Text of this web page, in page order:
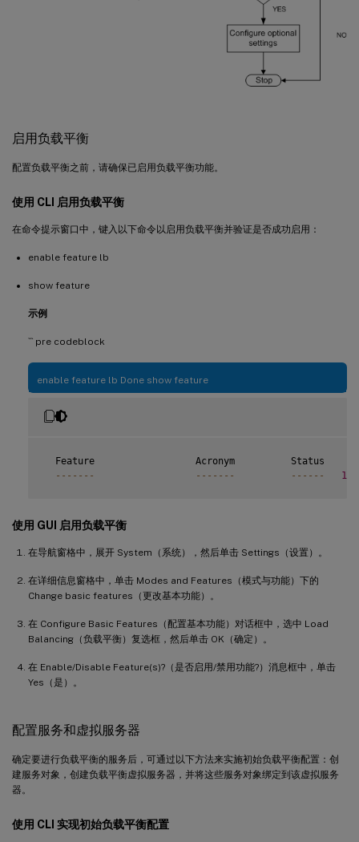
启用负载平衡
配置负载平衡之前，请确保已启用负载平衡功能。
使用 CLI 启用负载平衡
在命令提示窗口中，键入以下命令以启用负载平衡并验证是否成功启用：
enable feature lb
show feature
示例
``` pre codeblock
enable feature lb Done show feature
  Feature                  Acronym          Status
-- -- -- - -- -- -- - -- -- -- 1
使用 GUI 启用负载平衡
在导航窗格中，展开 System（系统），然后单击 Settings（设置）。
在详细信息窗格中，单击 Modes and Features（模式与功能）下的
Change basic features（更改基本功能）。
在 Configure Basic Features（配置基本功能）对话框中，选中 Load
Balancing（负载平衡）复选框，然后单击 OK（确定）。
在 Enable/Disable Feature(s)?（是否启用/禁用功能?）消息框中，单击
Yes（是）。
配置服务和虚拟服务器
确定要进行负载平衡的服务后，可通过以下方法来实施初始负载平衡配置：创
建服务对象，创建负载平衡虚拟服务器，并将这些服务对象绑定到该虚拟服务
器。
使用 CLI 实现初始负载平衡配置